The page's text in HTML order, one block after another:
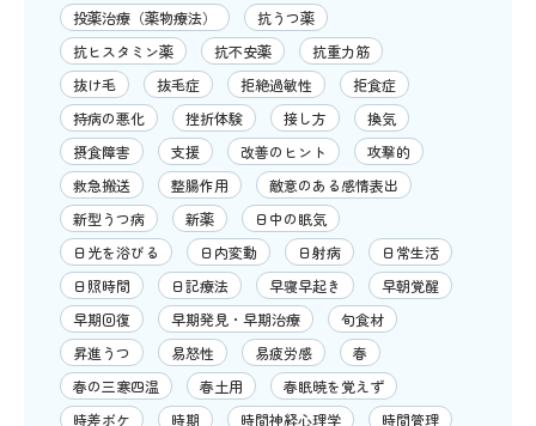
投薬治療（薬物療法）
抗うつ薬
抗ヒスタミン薬
抗不安薬
抗重力筋
抜け毛
抜毛症 拒絶過敏性
拒食症
持病の悪化
挫折体験 接し方
換気
摂食障害
支援 改善のヒント
攻撃的
救急搬送
整腸作用
敵意のある感情表出
新型うつ病
新薬
日中の眠気
日光を浴びる
日内変動 日射病
日常生活
日照時間
日記療法 早寝早起き
早朝覚醒
早期回復
早期発見・早期治療
旬食材
昇進うつ
易怒性 易疲労感
春
春の三寒四温
春土用
春眠暁を覚えず
時差ボケ
時期 時間神経心理学
時間管理